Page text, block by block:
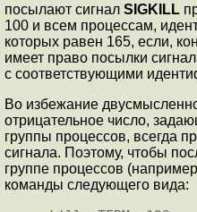
посылают сигнал SIGKILL
100 и всем процессам,
которых равен 165, если,
имеет право посылки
с соответствующими
Во избежание
отрицательное число,
группы процессов, всегда
сигнала. Поэтому, чтобы
группе процессов
команды следующего вида: